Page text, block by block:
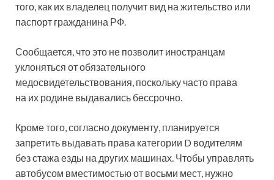
того, как их владелец получит вид на жительство или
паспорт гражданина РФ.
Сообщается, что это не позволит иностранцам
уклоняться от обязательного
медосвидетельствования, поскольку часто права
на их родине выдавались бессрочно.
Кроме того, согласно документу, планируется
запретить выдавать права категории D водителям
без стажа езды на других машинах. Чтобы управлять
автобусом вместимостью от восьми мест, нужно